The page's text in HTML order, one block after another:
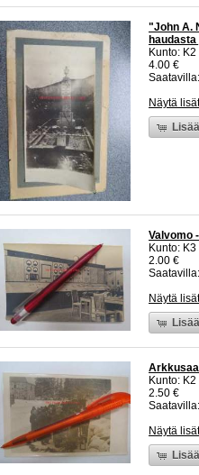
"John A.
Kunto:
4.00 €
Näytä
Valvomo
Kunto:
2.00 €
Näytä
Kunto:
2.50 €
Näytä